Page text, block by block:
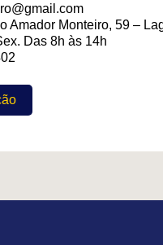
Amador Monteiro, 59 –
Das 8h às 14h